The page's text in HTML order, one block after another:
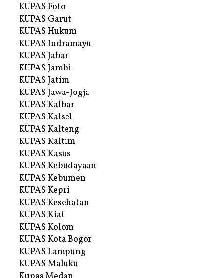
KUPAS Foto
KUPAS Garut
KUPAS Hukum
KUPAS Indramayu
KUPAS Jabar
KUPAS Jambi
KUPAS Jatim
KUPAS Jawa-Jogja
KUPAS Kalbar
KUPAS Kalsel
KUPAS Kalteng
KUPAS Kaltim
KUPAS Kasus
KUPAS Kebudayaan
KUPAS Kebumen
KUPAS Kepri
KUPAS Kesehatan
KUPAS Kiat
KUPAS Kolom
KUPAS Kota Bogor
KUPAS Lampung
KUPAS Maluku